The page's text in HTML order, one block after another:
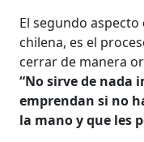
El segundo
chilena, es el
cerrar de manera
“No sirve de nada
emprendan si no
la mano y que les